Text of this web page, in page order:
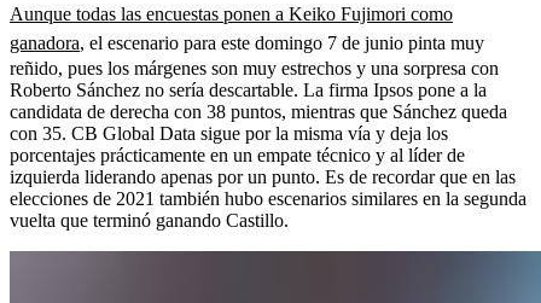
Aunque todas las encuestas ponen a Keiko Fujimori como
ganadora, el escenario para este domingo 7 de junio pinta muy
reñido, pues los márgenes son muy estrechos y una sorpresa con
Roberto Sánchez no sería descartable. La firma Ipsos pone a la
candidata de derecha con 38 puntos, mientras que Sánchez queda
con 35. CB Global Data sigue por la misma vía y deja los
porcentajes prácticamente en un empate técnico y al líder de
izquierda liderando apenas por un punto. Es de recordar que en las
elecciones de 2021 también hubo escenarios similares en la segunda
vuelta que terminó ganando Castillo.